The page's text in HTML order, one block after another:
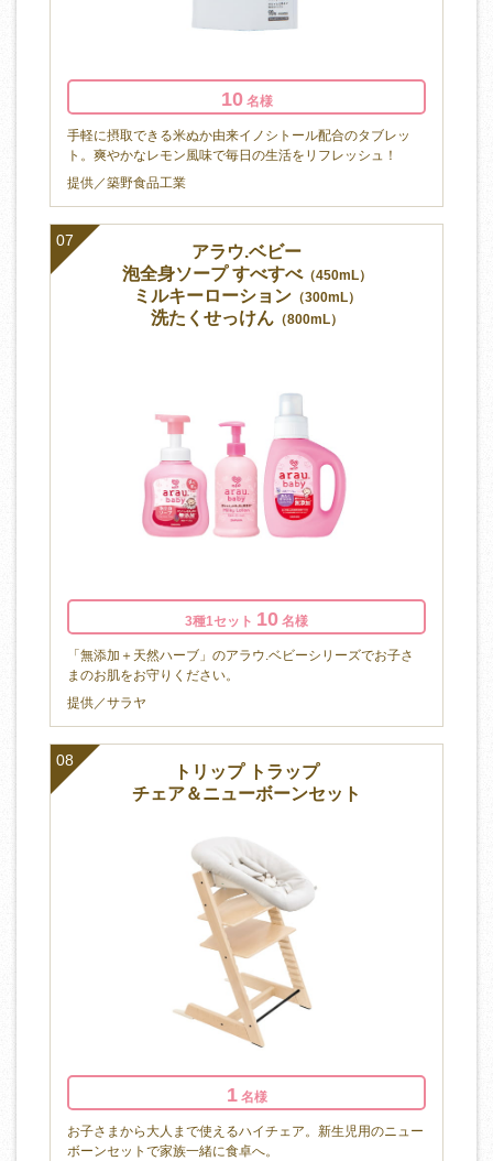
10 名様
手軽に摂取できる米ぬか由来イノシトール配合のタブレッ
ト。爽やかなレモン風味で毎日の生活をリフレッシュ！
提供／築野食品工業
07
アラウ.ベビー
泡全身ソープ すべすべ（450mL）
ミルキーローション（300mL）
洗たくせっけん（800mL）
3種1セット 10 名様
「無添加＋天然ハーブ」のアラウ.ベビーシリーズでお子さ
まのお肌をお守りください。
提供／サラヤ
08
トリップ トラップ
チェア＆ニューボーンセット
1 名様
お子さまから大人まで使えるハイチェア。新生児用のニュー
ボーンセットで家族一緒に食卓へ。